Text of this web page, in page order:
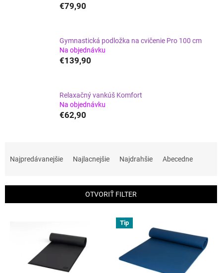
€79,90
Gymnastická podložka na cvičenie Pro 100 cm
Na objednávku
€139,90
Relaxačný vankúš Komfort
Na objednávku
€62,90
i
Najpredávanejšie Najlacnejšie Najdrahšie Abecedne
OTVORIŤ FILTER
Tip